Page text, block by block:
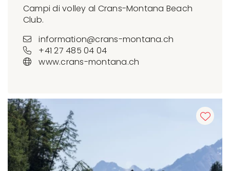
Campi di volley al Crans-Montana Beach
Club.
information@crans-montana.ch
+41 27 485 04 04
www.crans-montana.ch